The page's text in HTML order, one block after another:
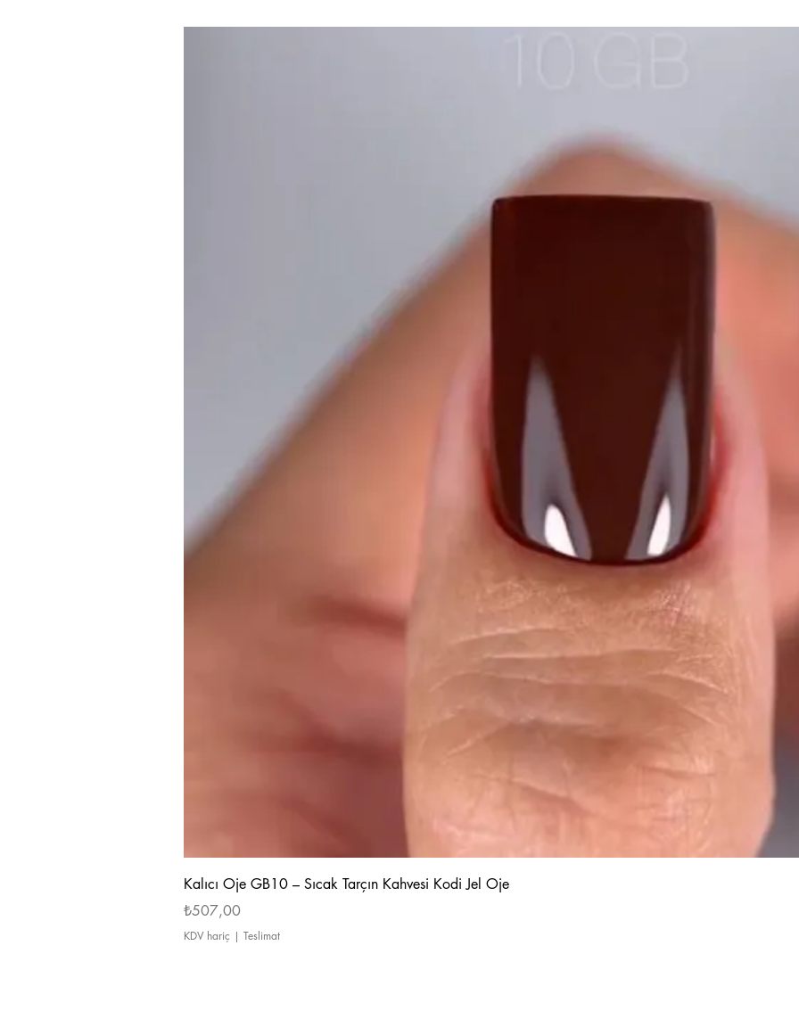
Kalıcı Oje GB10 – Sıcak Tarçın Kahvesi Kodi Jel Oje
Fiyat
₺507,00
KDV hariç | Teslimat